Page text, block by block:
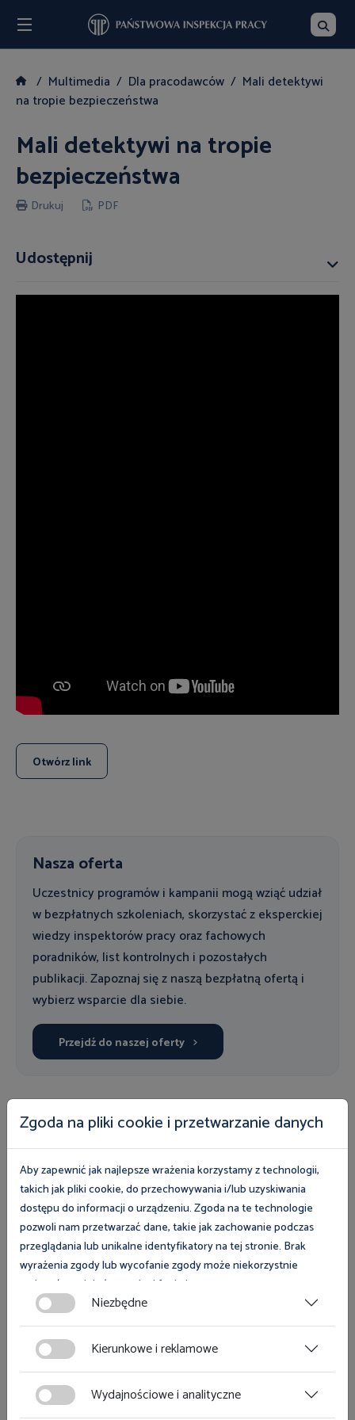
Multimedia Dla pracodawców
Mali detektywi
na tropie bezpieczeństwa
Mali detektywi na tropie
bezpieczeństwa
Drukuj PDF
Otwórz link
Udostępnij
Nasza oferta
Uczestnicy programów i kampanii mogą wziąć udział
w bezpłatnych szkoleniach, skorzystać z eksperckiej
wiedzy inspektorów pracy oraz fachowych
poradników, list kontrolnych i pozostałych
publikacji. Zapoznaj się z naszą bezpłatną ofertą i
wybierz wsparcie dla siebie.
Przejdź do naszej oferty
Publikacje do pobrania
Z myślą o pracownikach i pracodawcach
przygotowaliśmy bezpłatne publikacje z zakresu
prawa pracy, legalności zatrudnienia oraz
bezpieczeństwa i higieny pracy
Przejdź do publikacji do pobrania
Zobacz również
Zgoda na pliki cookie i przetwarzanie danych
Aby zapewnić jak najlepsze wrażenia korzystamy z technologii,
takich jak pliki cookie, do przechowywania i/lub uzyskiwania
dostępu do informacji o urządzeniu. Zgoda na te technologie
pozwoli nam przetwarzać dane, takie jak zachowanie podczas
przeglądania lub unikalne identyfikatory na tej stronie. Brak
wyrażenia zgody lub wycofanie zgody może niekorzystnie
wpłynąć na niektóre cechy i funkcje.
Zgoda na pliki cookies jest dobrowolna i można ją wycofać lub
zmodyfikować w dowolnym momencie klikając w przycisk
ciasteczka w lewym dolnym rogu strony. Więcej informacji
znajdziesz w
Niezbędne
Kierunkowe i reklamowe
Wydajnościowe i analityczne
Szukaj